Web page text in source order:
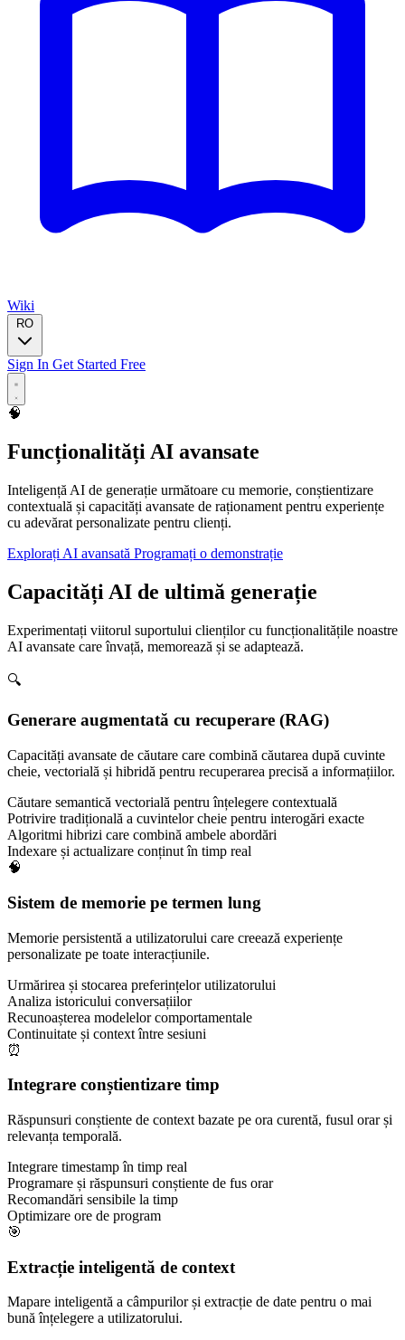
Wiki
RO
Sign In Get Started Free
🧠
Funcționalități AI avansate
Inteligență AI de generație următoare cu memorie, conștientizare
contextuală și capacități avansate de raționament pentru experiențe
cu adevărat personalizate pentru clienți.
Explorați AI avansată Programați o demonstrație
Capacități AI de ultimă generație
Experimentați viitorul suportului clienților cu funcționalitățile noastre
AI avansate care învață, memorează și se adaptează.
🔍
Generare augmentată cu recuperare (RAG)
Capacități avansate de căutare care combină căutarea după cuvinte
cheie, vectorială și hibridă pentru recuperarea precisă a informațiilor.
Căutare semantică vectorială pentru înțelegere contextuală
Potrivire tradițională a cuvintelor cheie pentru interogări exacte
Algoritmi hibrizi care combină ambele abordări
Indexare și actualizare conținut în timp real
🧠
Sistem de memorie pe termen lung
Memorie persistentă a utilizatorului care creează experiențe
personalizate pe toate interacțiunile.
Urmărirea și stocarea preferințelor utilizatorului
Analiza istoricului conversațiilor
Recunoașterea modelelor comportamentale
Continuitate și context între sesiuni
⏰
Integrare conștientizare timp
Răspunsuri conștiente de context bazate pe ora curentă, fusul orar și
relevanța temporală.
Integrare timestamp în timp real
Programare și răspunsuri conștiente de fus orar
Recomandări sensibile la timp
Optimizare ore de program
🎯
Extracție inteligentă de context
Mapare inteligentă a câmpurilor și extracție de date pentru o mai
bună înțelegere a utilizatorului.